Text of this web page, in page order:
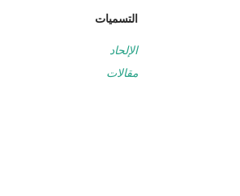
التسميات
الإلحاد
مقالات